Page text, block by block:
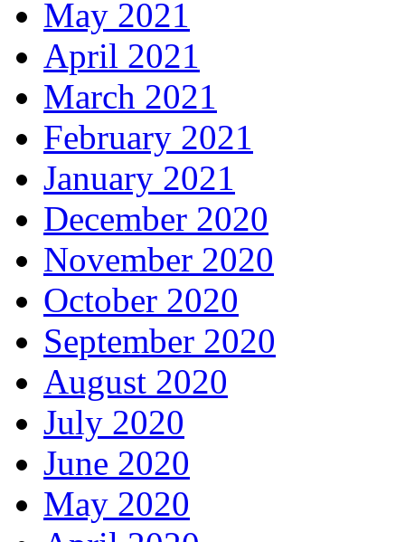
May 2021
April 2021
March 2021
February 2021
January 2021
December 2020
November 2020
October 2020
September 2020
August 2020
July 2020
June 2020
May 2020